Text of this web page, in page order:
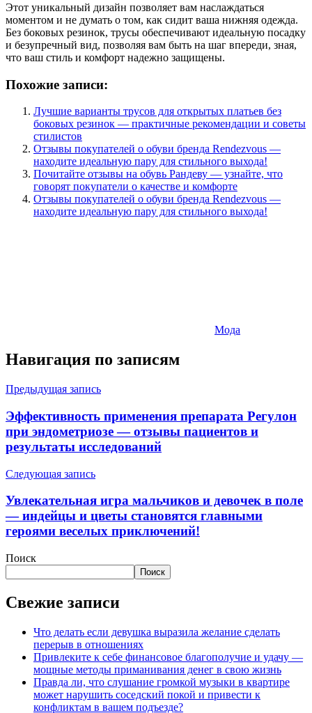
Этот уникальный дизайн позволяет вам наслаждаться
моментом и не думать о том, как сидит ваша нижняя одежда.
Без боковых резинок, трусы обеспечивают идеальную посадку
и безупречный вид, позволяя вам быть на шаг впереди, зная,
что ваш стиль и комфорт надежно защищены.
Похожие записи:
Лучшие варианты трусов для открытых платьев без
боковых резинок — практичные рекомендации и советы
стилистов
Отзывы покупателей о обуви бренда Rendezvous —
находите идеальную пару для стильного выхода!
Почитайте отзывы на обувь Рандеву — узнайте, что
говорят покупатели о качестве и комфорте
Отзывы покупателей о обуви бренда Rendezvous —
находите идеальную пару для стильного выхода!
Мода
Навигация по записям
Предыдущая запись
Эффективность применения препарата Регулон
при эндометриозе — отзывы пациентов и
результаты исследований
Следующая запись
Увлекательная игра мальчиков и девочек в поле
— индейцы и цветы становятся главными
героями веселых приключений!
Поиск
Поиск
Свежие записи
Что делать если девушка выразила желание сделать
перерыв в отношениях
Привлеките к себе финансовое благополучие и удачу —
мощные методы приманивания денег в свою жизнь
Правда ли, что слушание громкой музыки в квартире
может нарушить соседский покой и привести к
конфликтам в вашем подъезде?